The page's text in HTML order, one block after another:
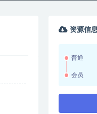
资源信息
普通
会员